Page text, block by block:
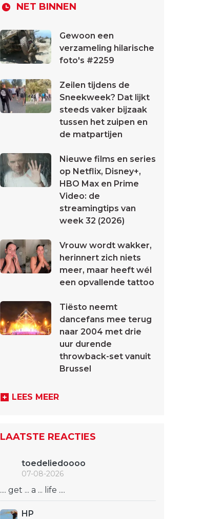
NET BINNEN
Gewoon een
verzameling hilarische
foto's #2259
Zeilen tijdens de
Sneekweek? Dat lijkt
steeds vaker bijzaak
tussen het zuipen en
de matpartijen
Nieuwe films en series
op Netflix, Disney+,
HBO Max en Prime
Video: de
streamingtips van
week 32 (2026)
Vrouw wordt wakker,
herinnert zich niets
meer, maar heeft wél
een opvallende tattoo
Tiësto neemt
dancefans mee terug
naar 2004 met drie
uur durende
throwback-set vanuit
Brussel
LEES MEER
LAATSTE REACTIES
toedeliedoooo
07-08-2026
.... get ... a ... life ....
HP